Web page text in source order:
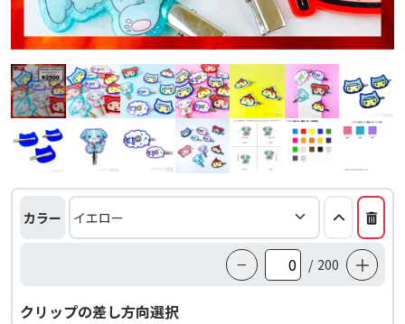
カラー
− / 200 ＋
クリップの差し方向選択